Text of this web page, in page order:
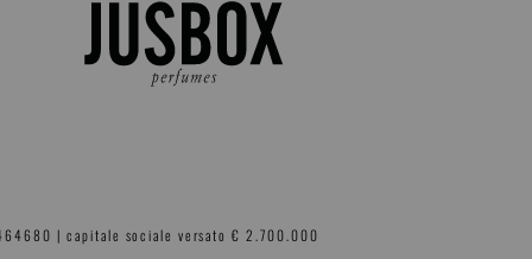
| capitale sociale versato € 2.700.000